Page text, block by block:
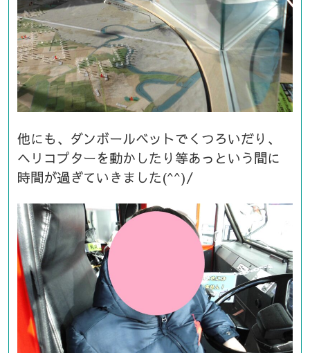
他にも、ダンボールベットでくつろいだり、
ヘリコプターを動かしたり等あっという間に
時間が過ぎていきました(^^)/